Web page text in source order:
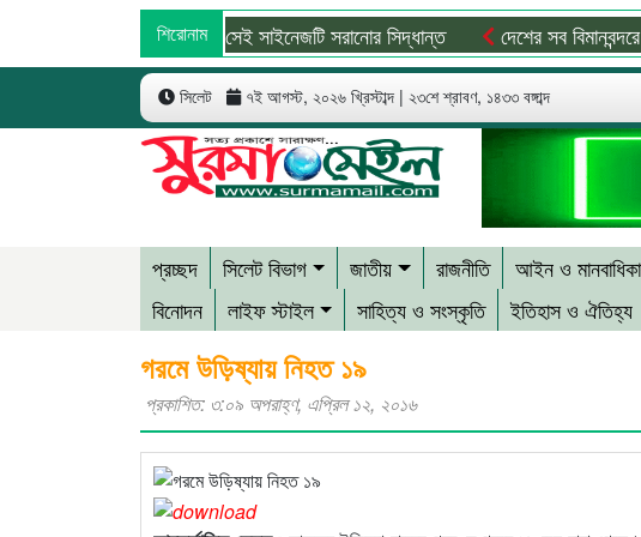
শিরোনাম
অবশেষে সেই সাইনেজটি সরানোর সিদ্ধান্ত দেশের সব বিমানবন্দরে
সিলেট ৭ই আগস্ট, ২০২৬ খ্রিস্টাব্দ | ২৩শে শ্রাবণ, ১৪৩৩ বঙ্গাব্দ
প্রচ্ছদ সিলেট বিভাগ জাতীয় রাজনীতি আইন ও
বিনোদন
লাইফ স্টাইল সাহিত্য ও সংস্কৃতি ইতিহাস ও ঐতিহ্য
গরমে উড়িষ্যায় নিহত ১৯
প্রকাশিত: ৩:০৯ অপরাহ্ণ, এপ্রিল ১২, ২০১৬